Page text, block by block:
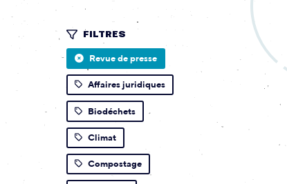
FILTRES
Revue de presse
Affaires juridiques
Biodéchets
Climat
Compostage